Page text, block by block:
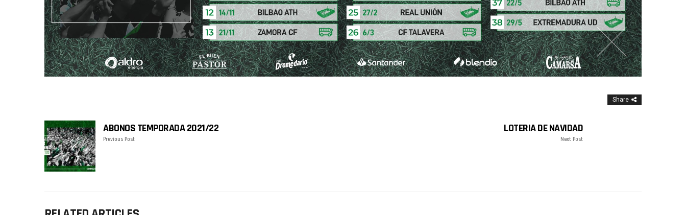
Share
ABONOS TEMPORADA 2021/22
Previous Post
LOTERIA DE NAVIDAD
Next Post